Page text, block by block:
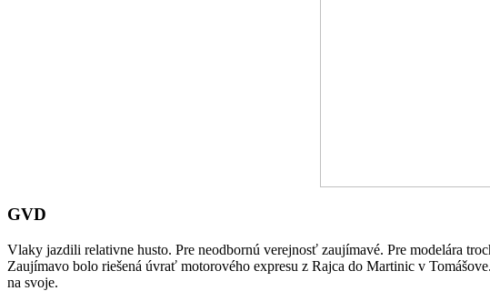
GVD
Vlaky jazdili relativne husto. Pre neodbornú verejnosť zaujímavé. Pre modelára
Zaujímavo bolo riešená úvrať motorového expresu z Rajca do Martinic v
na svoje.